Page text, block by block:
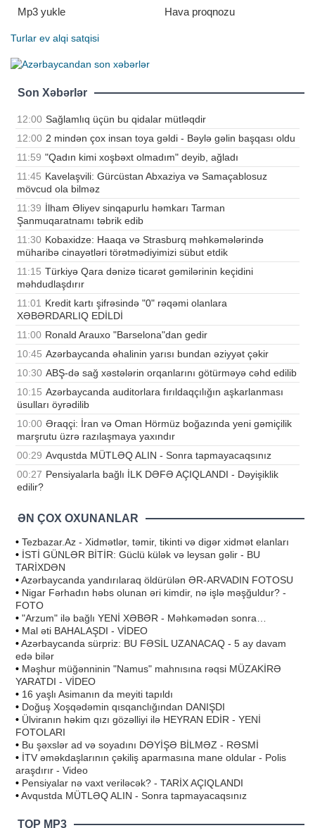
Mp3 yukle
Hava proqnozu
Turlar ev alqi satqisi
Son Xəbərlər
12:00 Sağlamlıq üçün bu qidalar mütləqdir
12:00 2 mindən çox insan toya gəldi - Bəylə gəlin başqası oldu
11:59 "Qadın kimi xoşbəxt olmadım" deyib, ağladı
11:45 Kavelaşvili: Gürcüstan Abxaziya və Samaçablosuz
mövcud ola bilməz
11:39 İlham Əliyev sinqapurlu həmkarı Tarman
Şanmuqaratnamı təbrik edib
11:30 Kobaxidze: Haaqa və Strasburq məhkəmələrində
müharibə cinayətləri törətmədiyimizi sübut etdik
11:15 Türkiyə Qara dənizə ticarət gəmilərinin keçidini
məhdudlaşdırır
11:01 Kredit kartı şifrəsində "0" rəqəmi olanlara
XƏBƏRDARLIQ EDİLDİ
11:00 Ronald Arauxo "Barselona"dan gedir
10:45 Azərbaycanda əhalinin yarısı bundan əziyyət çəkir
10:30 ABŞ-də sağ xəstələrin orqanlarını götürməyə cəhd edilib
10:15 Azərbaycanda auditorlara fırıldaqçılığın aşkarlanması
üsulları öyrədilib
10:00 Əraqçi: İran və Oman Hörmüz boğazında yeni gəmiçilik
marşrutu üzrə razılaşmaya yaxındır
00:29 Avqustda MÜTLƏQ ALIN - Sonra tapmayacaqsınız
00:27 Pensiyalarla bağlı İLK DƏFƏ AÇIQLANDI - Dəyişiklik
edilir?
ƏN ÇOX OXUNANLAR
• Tezbazar.Az - Xidmətlər, təmir, tikinti və digər xidmət elanları
• İSTİ GÜNLƏR BİTİR: Güclü külək və leysan gəlir - BU
TARİXDƏN
•Azərbaycanda yandırılaraq öldürülən ƏR-ARVADIN FOTOSU
• Nigar Fərhadın həbs olunan əri kimdir, nə işlə məşğuldur? -
FOTO
• "Arzum" ilə bağlı YENİ XƏBƏR - Məhkəmədən sonra…
• Mal əti BAHALAŞDI - VİDEO
•Azərbaycanda sürpriz: BU FƏSİL UZANACAQ - 5 ay davam
edə bilər
• Məşhur müğənninin "Namus" mahnısına rəqsi MÜZAKİRƏ
YARATDI - VİDEO
• 16 yaşlı Asimanın da meyiti tapıldı
• Doğuş Xoşqədəmin qısqanclığından DANIŞDI
• Ülviranın həkim qızı gözəlliyi ilə HEYRAN EDİR - YENİ
FOTOLARI
• Bu şəxslər ad və soyadını DƏYİŞƏ BİLMƏZ - RƏSMİ
• İTV əməkdaşlarının çəkiliş aparmasına mane oldular - Polis
araşdırır - Video
• Pensiyalar nə vaxt veriləcək? - TARİX AÇIQLANDI
•Avqustda MÜTLƏQ ALIN - Sonra tapmayacaqsınız
TOP MP3